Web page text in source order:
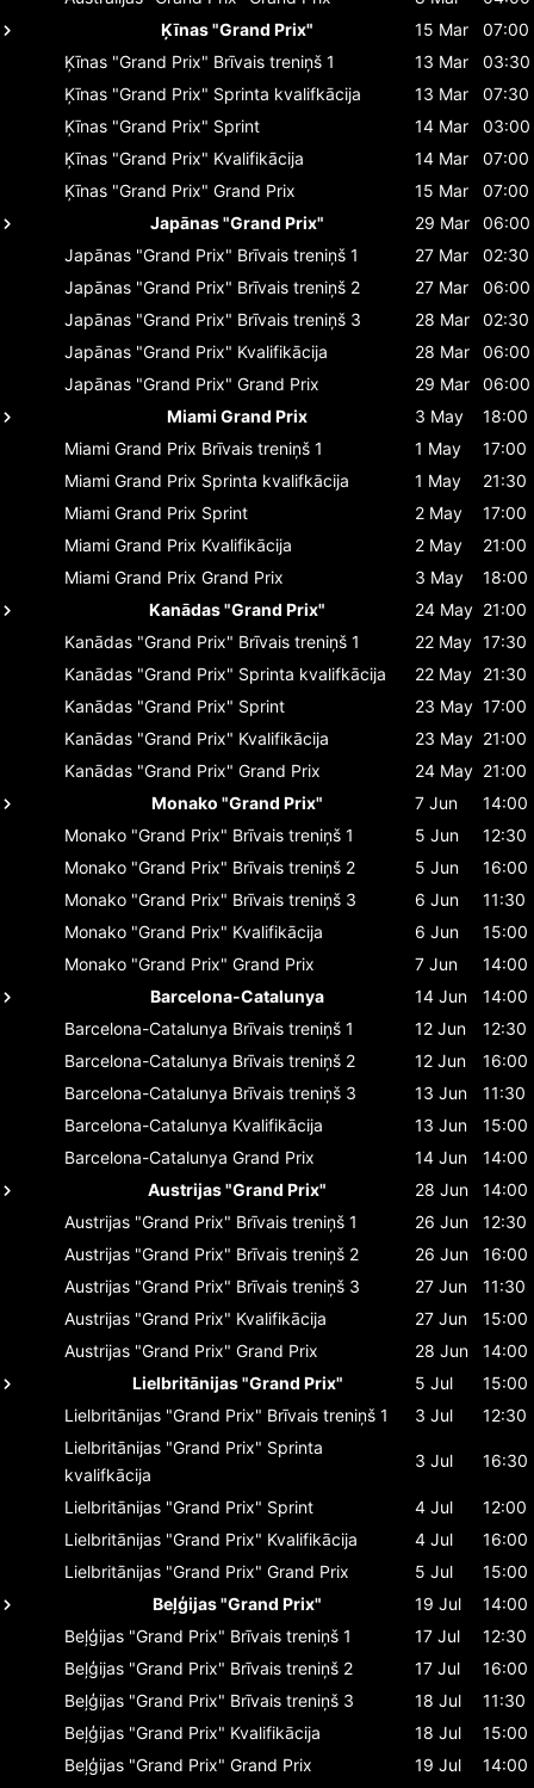
Ķīnas "Grand Prix"
15 Mar
07:00
Ķīnas "Grand Prix" Brīvais treniņš 1 13 Mar
03:30
Ķīnas "Grand Prix" Sprinta kvalifkācija 13 Mar
07:30
Ķīnas "Grand Prix" Sprint 14 Mar
03:00
Ķīnas "Grand Prix" Kvalifikācija 14 Mar
07:00
Ķīnas "Grand Prix" Grand Prix 15 Mar
07:00
Japānas "Grand Prix"
29 Mar
06:00
Japānas "Grand Prix" Brīvais treniņš 1 27 Mar
02:30
Japānas "Grand Prix" Brīvais treniņš 2 27 Mar
06:00
Japānas "Grand Prix" Brīvais treniņš 3 28 Mar
02:30
Japānas "Grand Prix" Kvalifikācija 28 Mar
06:00
Japānas "Grand Prix" Grand Prix 29 Mar
06:00
Miami Grand Prix
3 May
18:00
Miami Grand Prix Brīvais treniņš 1 1 May
17:00
Miami Grand Prix Sprinta kvalifkācija 1 May
21:30
Miami Grand Prix Sprint 2 May
17:00
Miami Grand Prix Kvalifikācija 2 May
21:00
Miami Grand Prix Grand Prix 3 May
18:00
Kanādas "Grand Prix"
24 May 21:00
Kanādas "Grand Prix" Brīvais treniņš 1 22 May 17:30
Kanādas "Grand Prix" Sprinta kvalifkācija 22 May 21:30
Kanādas "Grand Prix" Sprint 23 May 17:00
Kanādas "Grand Prix" Kvalifikācija 23 May 21:00
Kanādas "Grand Prix" Grand Prix 24 May 21:00
Monako "Grand Prix"
7 Jun
14:00
Monako "Grand Prix" Brīvais treniņš 1 5 Jun
12:30
Monako "Grand Prix" Brīvais treniņš 2 5 Jun
16:00
Monako "Grand Prix" Brīvais treniņš 3 6 Jun
11:30
Monako "Grand Prix" Kvalifikācija 6 Jun
15:00
Monako "Grand Prix" Grand Prix 7 Jun
14:00
Barcelona-Catalunya
14 Jun
14:00
Barcelona-Catalunya Brīvais treniņš 1 12 Jun
12:30
Barcelona-Catalunya Brīvais treniņš 2 12 Jun
16:00
Barcelona-Catalunya Brīvais treniņš 3 13 Jun
11:30
Barcelona-Catalunya Kvalifikācija 13 Jun
15:00
Barcelona-Catalunya Grand Prix 14 Jun
14:00
Austrijas "Grand Prix"
28 Jun
14:00
Austrijas "Grand Prix" Brīvais treniņš 1 26 Jun
12:30
Austrijas "Grand Prix" Brīvais treniņš 2 26 Jun
16:00
Austrijas "Grand Prix" Brīvais treniņš 3 27 Jun
11:30
Austrijas "Grand Prix" Kvalifikācija 27 Jun
15:00
Austrijas "Grand Prix" Grand Prix 28 Jun
14:00
Lielbritānijas "Grand Prix"
5 Jul
15:00
Lielbritānijas "Grand Prix" Brīvais treniņš 1 3 Jul
12:30
Lielbritānijas "Grand Prix" Sprinta
kvalifkācija
3 Jul 16:30
Lielbritānijas "Grand Prix" Sprint 4 Jul
12:00
Lielbritānijas "Grand Prix" Kvalifikācija 4 Jul
16:00
Lielbritānijas "Grand Prix" Grand Prix 5 Jul
15:00
Beļģijas "Grand Prix"
19 Jul
14:00
Beļģijas "Grand Prix" Brīvais treniņš 1 17 Jul
12:30
Beļģijas "Grand Prix" Brīvais treniņš 2 17 Jul
16:00
Beļģijas "Grand Prix" Brīvais treniņš 3 18 Jul
11:30
Beļģijas "Grand Prix" Kvalifikācija 18 Jul
15:00
Beļģijas "Grand Prix" Grand Prix 19 Jul
14:00